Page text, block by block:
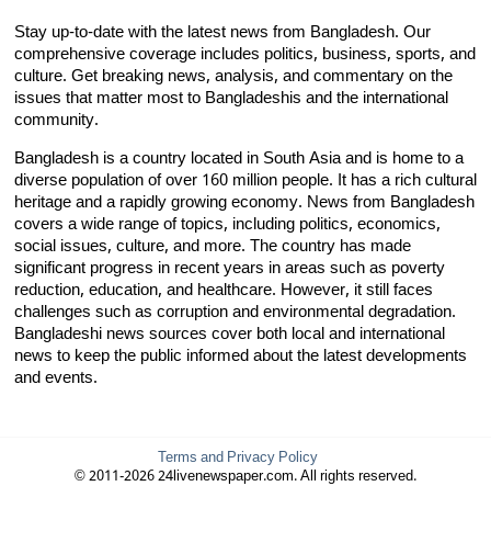
Stay up-to-date with the latest news from Bangladesh. Our
comprehensive coverage includes politics, business, sports, and
culture. Get breaking news, analysis, and commentary on the
issues that matter most to Bangladeshis and the international
community.
Bangladesh is a country located in South Asia and is home to a
diverse population of over 160 million people. It has a rich cultural
heritage and a rapidly growing economy. News from Bangladesh
covers a wide range of topics, including politics, economics,
social issues, culture, and more. The country has made
significant progress in recent years in areas such as poverty
reduction, education, and healthcare. However, it still faces
challenges such as corruption and environmental degradation.
Bangladeshi news sources cover both local and international
news to keep the public informed about the latest developments
and events.
Terms and Privacy Policy
© 2011-2026 24livenewspaper.com. All rights reserved.